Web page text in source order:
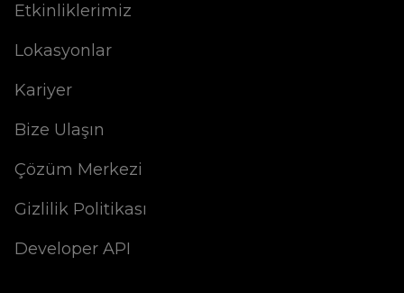
Etkinliklerimiz
Lokasyonlar
Kariyer
Bize Ulaşın
Çözüm Merkezi
Gizlilik Politikası
Developer API